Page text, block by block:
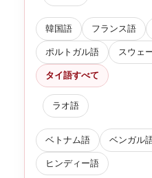
韓国語 フランス語
ポルトガル語 スウェ
タイ語すべて
ラオ語
ベトナム語 ベンガル
ヒンディー語